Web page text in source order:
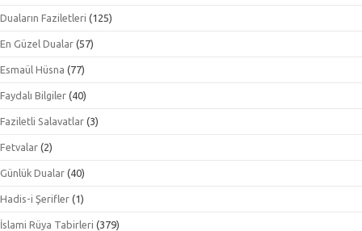
Duaların Faziletleri (125)
En Güzel Dualar (57)
Esmaül Hüsna (77)
Faydalı Bilgiler (40)
Faziletli Salavatlar (3)
Fetvalar (2)
Günlük Dualar (40)
Hadis-i Şerifler (1)
İslami Rüya Tabirleri (379)